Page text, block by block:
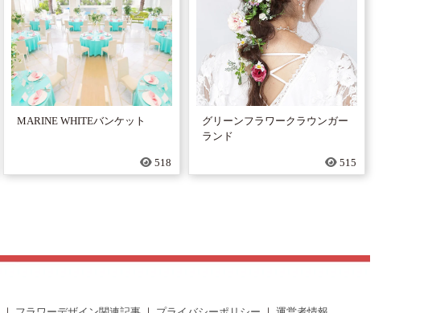
MARINE WHITEバンケット
518
グリーンフラワークラウンガー
ランド
515